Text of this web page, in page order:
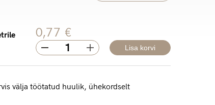
0,77 €
Quantity Lisa korvi
välja töötatud huulik, ühekordselt